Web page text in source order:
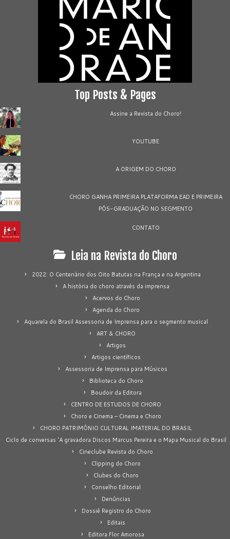
Top Posts & Pages
Assine a Revista do Choro!
YOUTUBE
A ORIGEM DO CHORO
CHORO GANHA PRIMEIRA PLATAFORMA EAD E PRIMEIRA
PÓS-GRADUAÇÃO NO SEGMENTO
CONTATO
Leia na Revista do Choro
2022: O Centenário dos Oito Batutas na França e na Argentina
A história do choro através da imprensa
Acervos do Choro
Agenda do Choro
Aquarela do Brasil Assessoria de Imprensa para o segmento musical
ART & CHORO
Artigos
Artigos científicos
Assessoria de Imprensa para Músicos
Biblioteca do Choro
Boudoir da Editora
CENTRO DE ESTUDOS DE CHORO
Choro e Cinema – Cinema e Choro
CHORO PATRIMÔNIO CULTURAL IMATERIAL DO BRASIL
Ciclo de conversas 'A gravadora Discos Marcus Pereira e o Mapa Musical do Brasil
Cineclube Revista do Choro
Clipping do Choro
Clubes do Choro
Conselho Editorial
Denúncias
Dossiê Registro do Choro
Editais
Editora Flor Amorosa